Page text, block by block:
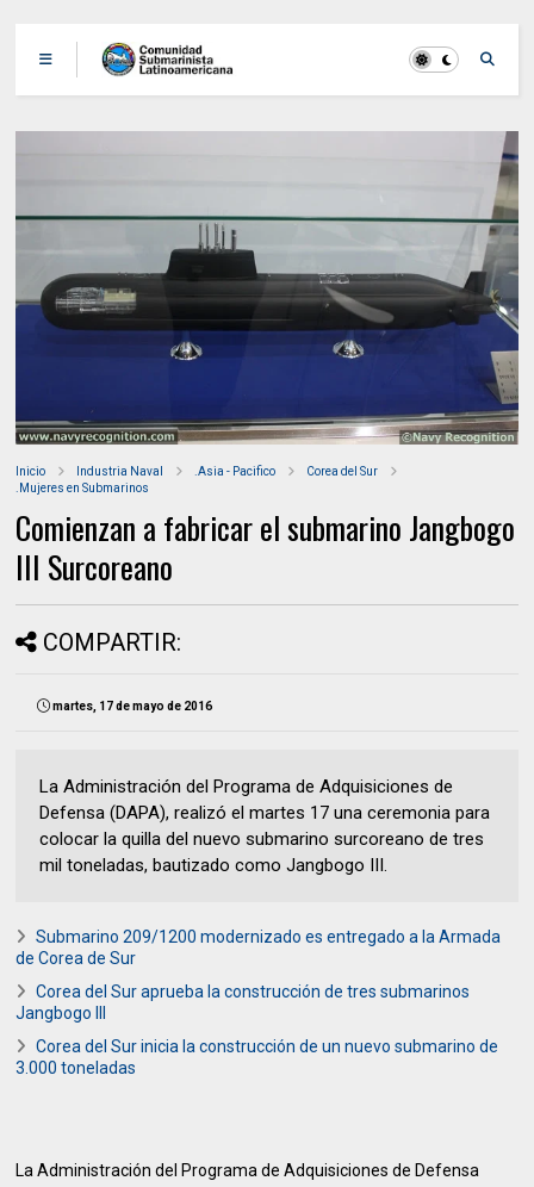
Inicio Industria Naval .Asia - Pacifico
Corea del Sur
.Mujeres en Submarinos
Comienzan a fabricar el submarino Jangbogo
III Surcoreano
COMPARTIR:
martes, 17 de mayo de 2016
La Administración del Programa de Adquisiciones de
Defensa (DAPA), realizó el martes 17 una ceremonia para
colocar la quilla del nuevo submarino surcoreano de tres
mil toneladas, bautizado como Jangbogo III.
Submarino 209/1200 modernizado es entregado a la Armada
de Corea de Sur
Corea del Sur aprueba la construcción de tres submarinos
Jangbogo III
Corea del Sur inicia la construcción de un nuevo submarino de
3.000 toneladas
La Administración del Programa de Adquisiciones de Defensa